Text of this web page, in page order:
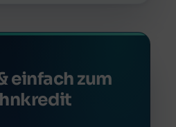
einfach zum